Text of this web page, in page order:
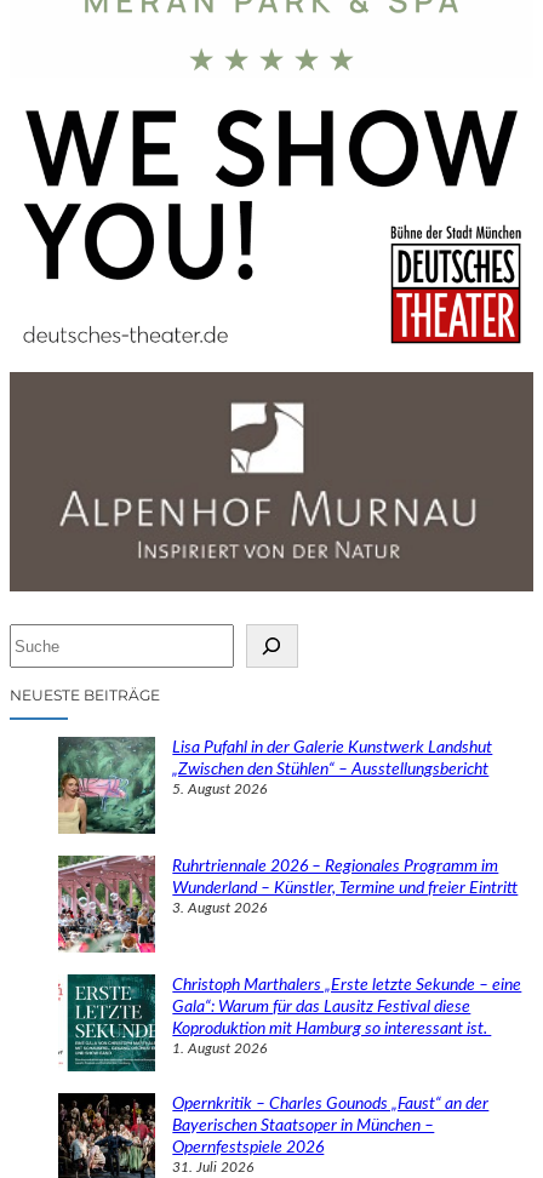
cNEUESTE BEITRÄGE
Lisa Pufahl in der Galerie Kunstwerk Landshut
„Zwischen den Stühlen“ – Ausstellungsbericht
5. August 2026
Ruhrtriennale 2026 – Regionales Programm im
Wunderland – Künstler, Termine und freier Eintritt
3. August 2026
Christoph Marthalers „Erste letzte Sekunde – eine
Gala“: Warum für das Lausitz Festival diese
Koproduktion mit Hamburg so interessant ist.
1. August 2026
Opernkritik – Charles Gounods „Faust“ an der
Bayerischen Staatsoper in München –
Opernfestspiele 2026
31. Juli 2026